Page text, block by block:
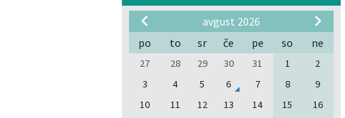
avgust 2026
po
to sr če pe so ne
27 28 29 30 31 1
2
3
4 5 6 7 8
9
10
11 12 13 14 15
16